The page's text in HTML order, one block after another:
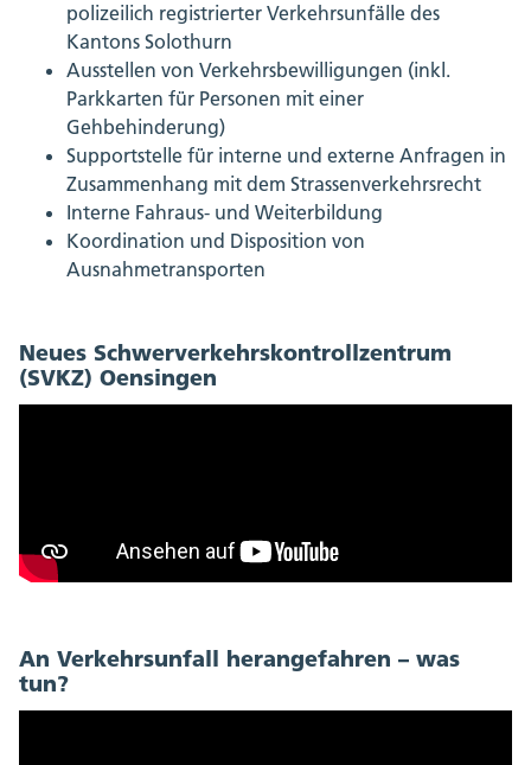
polizeilich registrierter Verkehrsunfälle des
Kantons Solothurn
Ausstellen von Verkehrsbewilligungen (inkl.
Parkkarten für Personen mit einer
Gehbehinderung)
Supportstelle für interne und externe Anfragen in
Zusammenhang mit dem Strassenverkehrsrecht
Interne Fahraus- und Weiterbildung
Koordination und Disposition von
Ausnahmetransporten
Neues Schwerverkehrskontrollzentrum
(SVKZ) Oensingen
An Verkehrsunfall herangefahren – was
tun?